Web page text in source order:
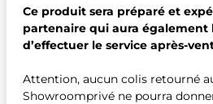
Ce produit sera préparé et
partenaire qui aura également
d’effectuer le service après-
Attention, aucun colis retourné
Showroomprivé ne pourra